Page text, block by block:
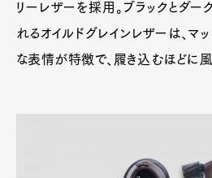
リーレザーを採用。ブラックとダ
れるオイルドグレインレザーは、マ
な表情が特徴で、履き込むほどに